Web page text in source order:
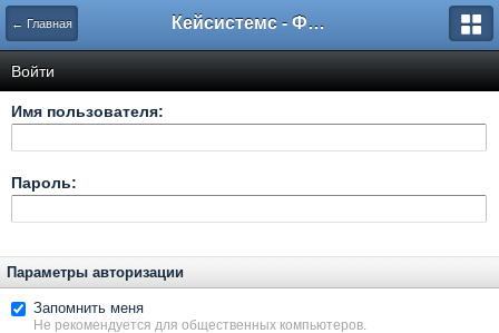
← Главная Кейсистемс - Форумы
Войти
Имя пользователя:
Пароль:
Параметры авторизации
Запомнить меня
Не рекомендуется для общественных компьютеров.